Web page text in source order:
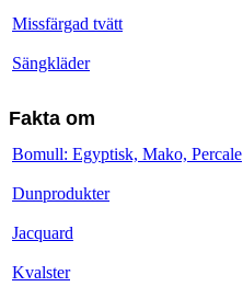
Missfärgad tvätt
Sängkläder
Fakta om
Bomull: Egyptisk, Mako, Percale
Dunprodukter
Jacquard
Kvalster